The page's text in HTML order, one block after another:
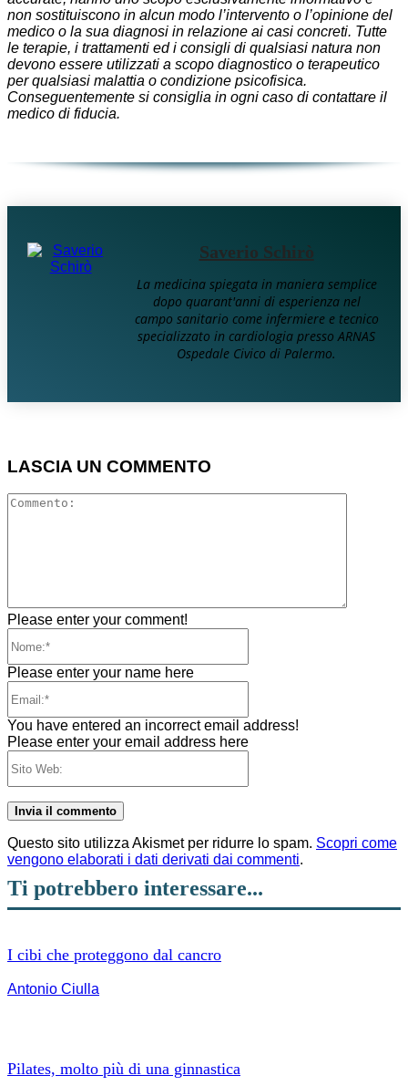
non sostituiscono in alcun modo l’intervento o l’opinione del
medico o la sua diagnosi in relazione ai casi concreti. Tutte
le terapie, i trattamenti ed i consigli di qualsiasi natura non
devono essere utilizzati a scopo diagnostico o terapeutico
per qualsiasi malattia o condizione psicofisica.
Conseguentemente si consiglia in ogni caso di contattare il
medico di fiducia.
Saverio Schirò
La medicina spiegata in maniera semplice
dopo quarant'anni di esperienza nel
campo sanitario come infermiere e tecnico
specializzato in cardiologia presso ARNAS
Ospedale Civico di Palermo.
LASCIA UN COMMENTO
Please enter your comment!
Please enter your name here
You have entered an incorrect email address!
Please enter your email address here
Questo sito utilizza Akismet per ridurre lo spam. Scopri come
vengono elaborati i dati derivati dai commenti.
Ti potrebbero interessare...
I cibi che proteggono dal cancro
Antonio Ciulla
Pilates, molto più di una ginnastica